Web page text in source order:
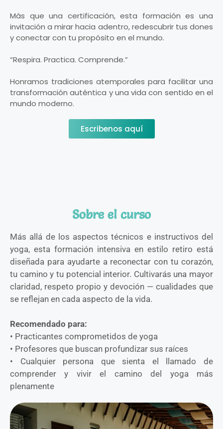
Más que una certificación, esta formación es una
invitación a mirar hacia adentro, redescubrir tus dones
y conectar con tu propósito en el mundo.
“Respira. Practica. Comprende.”
Honramos tradiciones atemporales para facilitar una
transformación auténtica y una vida con sentido en el
mundo moderno.
Escribenos aquí
Sobre el curso
Más allá de los aspectos técnicos e instructivos del
yoga, esta formación intensiva en estilo retiro está
diseñada para ayudarte a reconectar con tu corazón,
tu camino y tu potencial interior. Cultivarás una mayor
claridad, respeto propio y devoción — cualidades que
se reflejan en cada aspecto de la vida.
Recomendado para:
• Practicantes comprometidos de yoga
• Profesores que buscan profundizar sus raíces
• Cualquier persona que sienta el llamado de
comprender y vivir el camino del yoga más
plenamente